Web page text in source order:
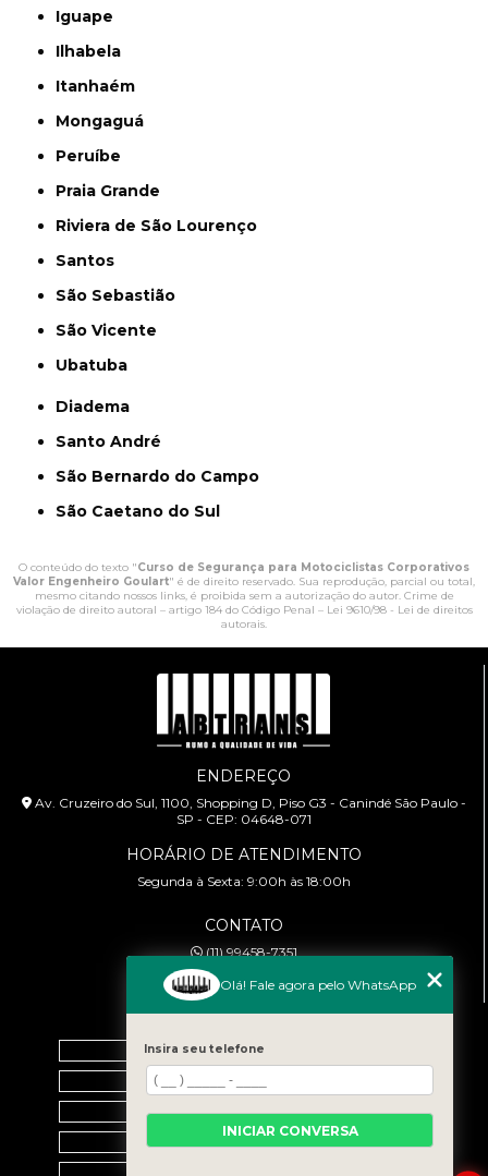
Iguape
Ilhabela
Itanhaém
Mongaguá
Peruíbe
Praia Grande
Riviera de São Lourenço
Santos
São Sebastião
São Vicente
Ubatuba
Diadema
Santo André
São Bernardo do Campo
São Caetano do Sul
O conteúdo do texto "Curso de Segurança para Motociclistas Corporativos
Valor Engenheiro Goulart" é de direito reservado. Sua reprodução, parcial ou total,
mesmo citando nossos links, é proibida sem a autorização do autor. Crime de
violação de direito autoral – artigo 184 do Código Penal – Lei 9610/98 - Lei de direitos
autorais
ENDEREÇO
Av. Cruzeiro do Sul, 1100, Shopping D, Piso G3 - Canindé São Paulo -
SP - CEP: 04648-071
HORÁRIO DE ATENDIMENTO
Segunda à Sexta: 9:00h às 18:00h
CONTATO
(11) 99458-7351
cursoabtrans@gmail.com
Home
Empresa
Galeria
Contato
Olá! Fale agora pelo WhatsApp
Insira seu telefone
INICIAR CONVERSA